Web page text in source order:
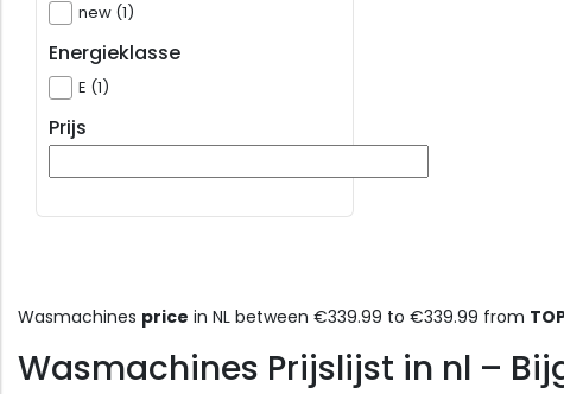
new (1)
Energieklasse
E (1)
Prijs
Wasmachines price in NL between €339.99 to €339.99 from
Wasmachines Prijslijst in nl –